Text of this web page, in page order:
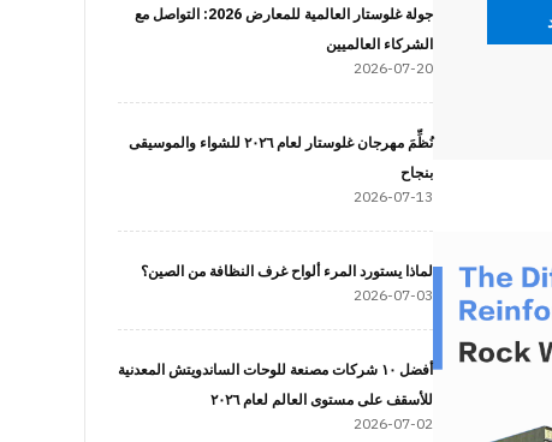
جولة غلوستار العالمية للمعارض 2026: التواصل مع
الشركاء العالميين
2026-07-20
نُظِّمَ مهرجان غلوستار لعام ٢٠٢٦ للشواء والموسيقى
بنجاح
2026-07-13
لماذا يستورد المرء ألواح غرف النظافة من الصين؟
2026-07-03
أفضل ١٠ شركات مصنعة للوحات الساندويتش المعدنية
للأسقف على مستوى العالم لعام ٢٠٢٦
2026-07-02